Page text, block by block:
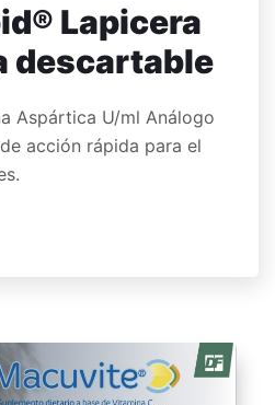
Lapicera
descartable
Aspártica U/ml Análogo
acción rápida para el